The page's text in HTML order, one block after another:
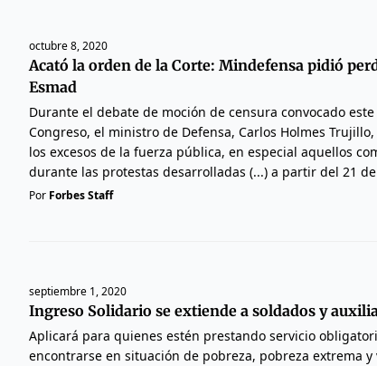
octubre 8, 2020
Acató la orden de la Corte: Mindefensa pidió
Esmad
Durante el debate de moción de censura convocado
Congreso, el ministro de Defensa, Carlos Holmes
los excesos de la fuerza pública, en especial aquellos
durante las protestas desarrolladas (...) a partir del 21
Por Forbes Staff
septiembre 1, 2020
Ingreso Solidario se extiende a soldados y
Aplicará para quienes estén prestando servicio
encontrarse en situación de pobreza, pobreza extrema